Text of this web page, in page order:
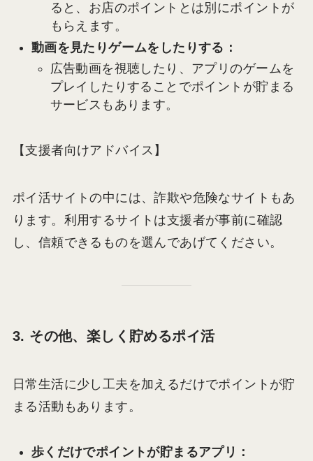
ると、お店のポイントとは別にポイントが
もらえます。
動画を見たりゲームをしたりする：
広告動画を視聴したり、アプリのゲームを
プレイしたりすることでポイントが貯まる
サービスもあります。
【支援者向けアドバイス】
ポイ活サイトの中には、詐欺や危険なサイトもあ
ります。利用するサイトは支援者が事前に確認
し、信頼できるものを選んであげてください。
3. その他、楽しく貯めるポイ活
日常生活に少し工夫を加えるだけでポイントが貯
まる活動もあります。
歩くだけでポイントが貯まるアプリ：